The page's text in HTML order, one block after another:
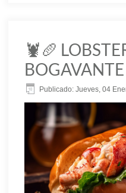
🦞🥖
Publicado: Jueves, 04